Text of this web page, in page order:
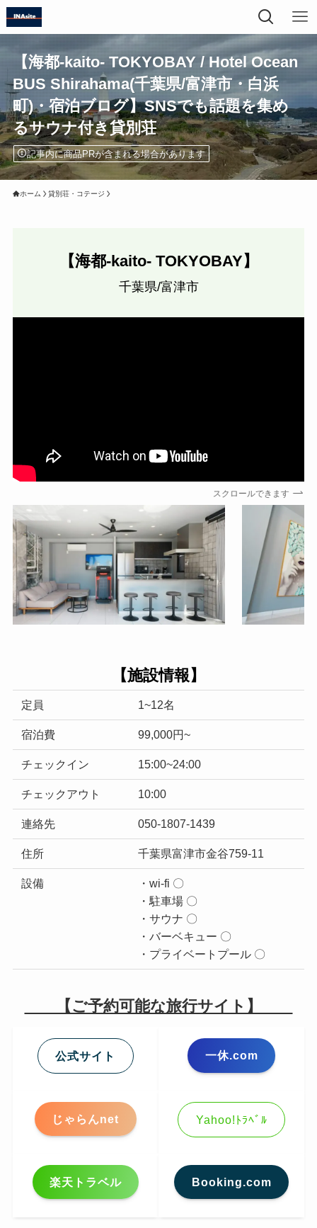
【海都-kaito- TOKYOBAY / Hotel Ocean
BUS Shirahama(千葉県/富津市・白浜
町)・宿泊ブログ】SNSでも話題を集め
るサウナ付き貸別荘
記事内に商品PRが含まれる場合があります
ホーム 貸別荘・コテージ
【海都-kaito- TOKYOBAY】
千葉県/富津市
スクロールできます
【施設情報】
定員 1~12名
宿泊費 99,000円~
チェックイン 15:00~24:00
チェックアウト 10:00
連絡先 050-1807-1439
住所 千葉県富津市金谷759-11
設備
・wi-fi 〇
・駐車場 〇
・サウナ 〇
・バーベキュー 〇
・プライベートプール 〇
【ご予約可能な旅行サイト】
公式サイト 一休.com
じゃらんnet Yahoo!ﾄﾗﾍﾞﾙ
楽天トラベル Booking.com